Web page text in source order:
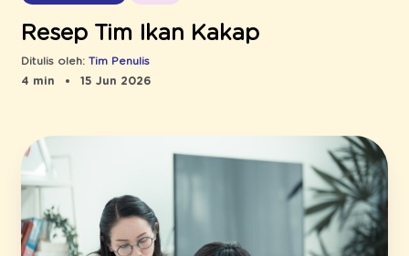
Resep Tim Ikan Kakap
Ditulis oleh: Tim Penulis
4 min
15 Jun 2026